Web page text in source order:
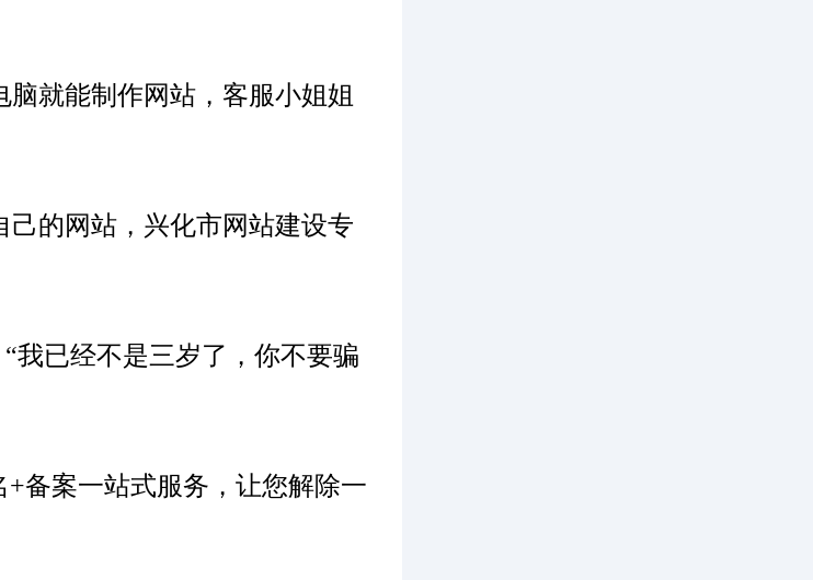
就能制作网站，客服小姐姐
己的网站，兴化市网站建设专
我已经不是三岁了，你不要骗
备案一站式服务，让您解除一